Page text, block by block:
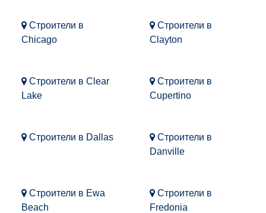
Строители в
Chicago
Строители в
Clayton
Строители в Clear
Lake
Строители в
Cupertino
Строители в Dallas
Строители в
Danville
Строители в Ewa
Beach
Строители в
Fredonia